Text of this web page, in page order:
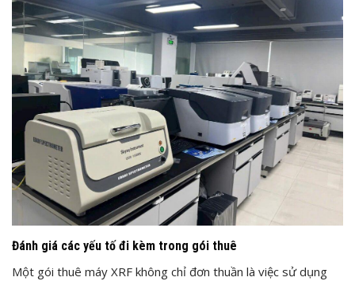
Đánh giá các yếu tố đi kèm trong gói thuê
Một gói thuê máy XRF không chỉ đơn thuần là việc sử dụng